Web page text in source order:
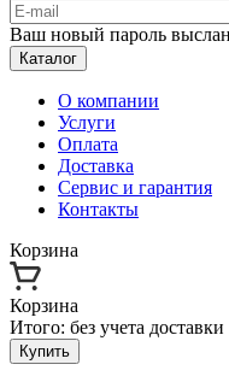
Ваш новый пароль
Каталог
О компании
Услуги
Оплата
Доставка
Сервис и гарантия
Контакты
Корзина
Корзина
Итого: без учета доставки
Купить